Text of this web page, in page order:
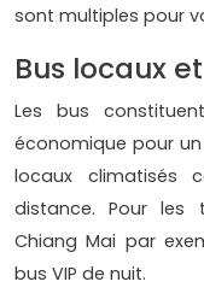
sont multiples pour
Bus locaux
Les bus
économique pour un
locaux climatisés
distance. Pour les
Chiang Mai par
bus VIP de nuit.